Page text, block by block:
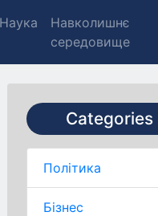
Наука
Навколишнє
середовище
Categories
Політика
Бізнес